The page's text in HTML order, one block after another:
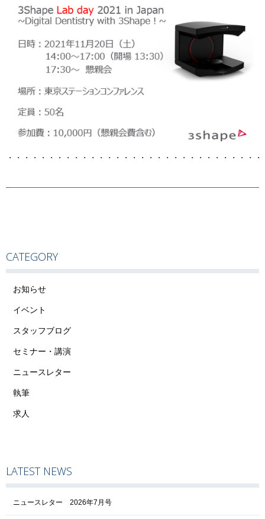
・・・・・・・・・・・・・・・・・・・・・・・・・・・・・・
CATEGORY
お知らせ
イベント
スタッフブログ
セミナー・講演
ニュースレター
執筆
求人
LATEST NEWS
ニュースレター 2026年7月号